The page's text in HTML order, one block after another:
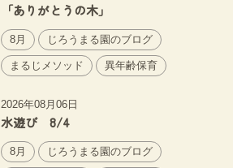
「ありがとうの木」
8月 じろうまる園のブログ
まるじメソッド 異年齢保育
2026年08月06日
水遊び 8/4
8月 じろうまる園のブログ